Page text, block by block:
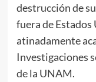
destrucción de
fuera de
atinadamente
Investigaciones
de la UNAM.